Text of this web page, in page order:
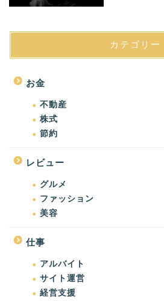
カテゴリー
お金
不動産
株式
節約
レビュー
グルメ
ファッション
美容
仕事
アルバイト
サイト運営
経営支援